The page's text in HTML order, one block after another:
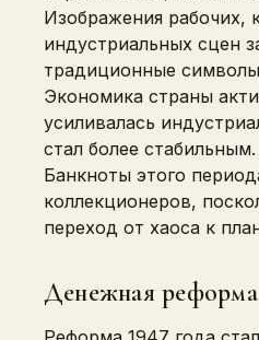
Изображения рабочих,
индустриальных сцен
традиционные
Экономика страны
усиливалась
стал более стабильным.
Банкноты этого
коллекционеров,
переход от хаоса к
Денежная реформа